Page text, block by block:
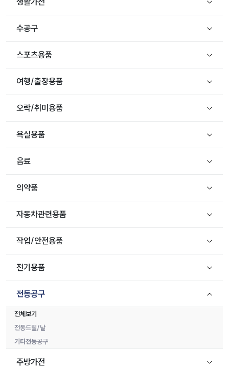
수공구
스포츠용품
여행/출장용품
오락/취미용품
욕실용품
음료
의약품
자동차관련용품
작업/안전용품
전기용품
전동공구
전체보기
전동드릴/날
기타전동공구
주방가전